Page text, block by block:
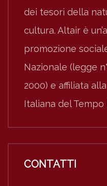
dei tesori della
cultura. Altair è
promozione
Nazionale (legge
2000) e affiliata
Italiana del Tempo
CONTATTI